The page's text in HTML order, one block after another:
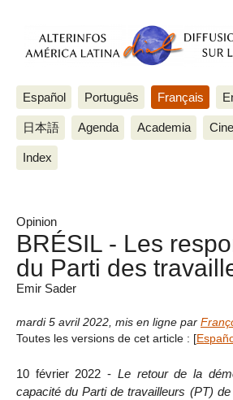
Español Português Français
日本語 Agenda Academia
Index
Opinion
BRÉSIL - Les
du Parti des
Emir Sader
mardi 5 avril 2022 mis en ligne par
Toutes les versions de cet article : [
10 février 2022 - Le retour de la
capacité du Parti de travailleurs (PT)